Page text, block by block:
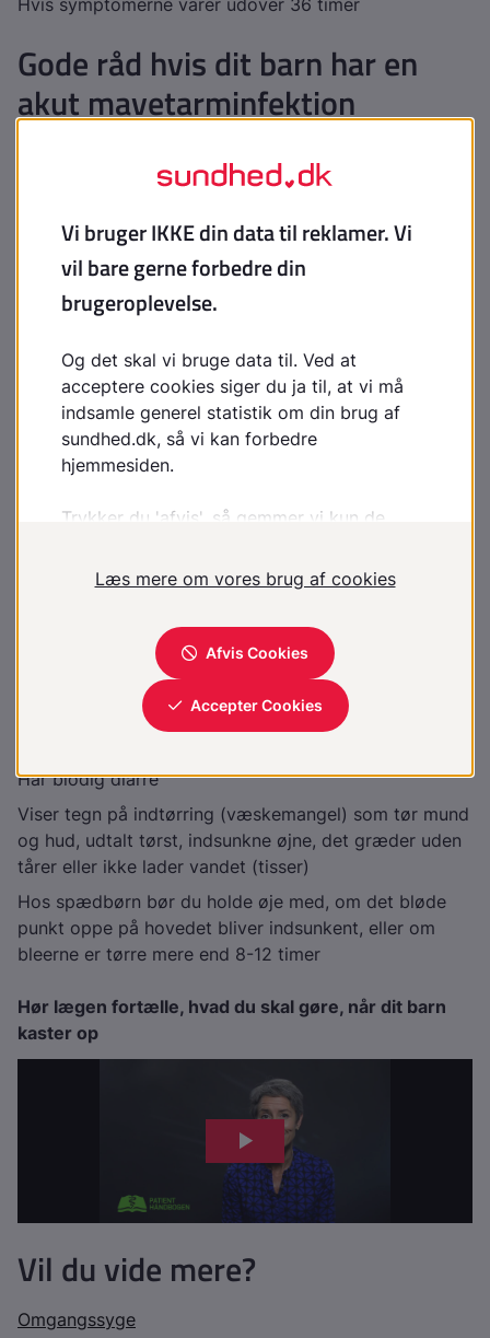
Hvis symptomerne varer udover 36 timer
Gode råd hvis dit barn har en
akut mavetarminfektion
Når barnet er færdigt med at kaste op, tilbyd
vand, eventuelt kontinuerligt på en ske (små mængder
irriterer ikke maven på samme måde)
Når der er gået mindst 6-8 timer uden, at barnet har
kylling
Undgå mælkeprodukter, stærkt krydret eller fed mad
de første dage
Du kan eventuelt give paracetamol mod ubehag
men det bliver sjældent så alvorligt, at det skaber
Søg lægehjælp til barnet, hvis
Barnet bliver meget søvnigt, eller det er vanskeligt at
Har blodig diarré
Viser tegn på indtørring (væskemangel) som tør mund
og hud, udtalt tørst, indsunkne øjne, det græder uden
tårer eller ikke lader vandet (tisser)
Hos spædbørn bør du holde øje med, om det bløde
punkt oppe på hovedet bliver indsunkent, eller om
bleerne er tørre mere end 8-12 timer
Hør lægen fortælle, hvad du skal gøre, når dit barn
kaster op
Vil du vide mere?
Omgangssyge